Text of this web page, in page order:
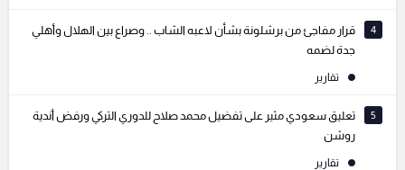
4
قرار مفاجئ من برشلونة بشأن لاعبه الشاب .. وصراع بين الهلال وأهلي
جدة لضمه
تقارير
5
تعليق سعودي مثير على تفضيل محمد صلاح للدوري التركي ورفض أندية
روشن
تقارير